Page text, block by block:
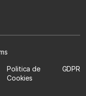
Politica de
Cookies
GDPR